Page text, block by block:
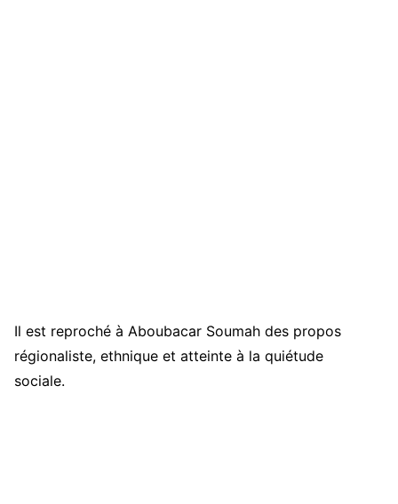
Il est reproché à Aboubacar Soumah des propos
régionaliste, ethnique et atteinte à la quiétude
sociale.